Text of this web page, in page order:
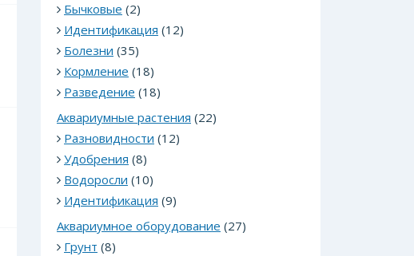
Бычковые (2)
Идентификация (12)
Болезни (35)
Кормление (18)
Разведение (18)
Аквариумные растения (22)
Разновидности (12)
Удобрения (8)
Водоросли (10)
Идентификация (9)
Аквариумное оборудование (27)
Грунт (8)